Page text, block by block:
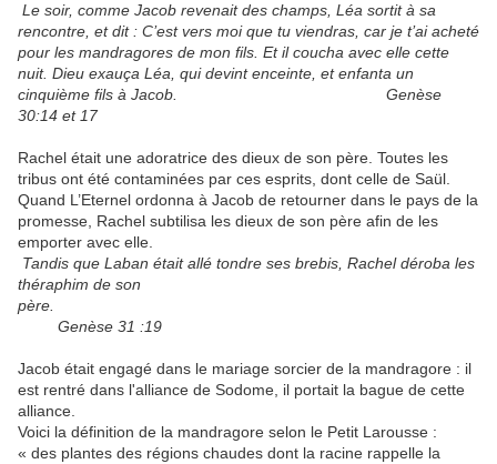
Le soir, comme Jacob revenait des champs, Léa sortit à sa
rencontre, et dit : C’est vers moi que tu viendras, car je t’ai acheté
pour les mandragores de mon fils. Et il coucha avec elle cette
nuit. Dieu exauça Léa, qui devint enceinte, et enfanta un
cinquième fils à Jacob. Genèse
30:14 et 17
Rachel était une adoratrice des dieux de son père. Toutes les
tribus ont été contaminées par ces esprits, dont celle de Saül.
Quand L’Eternel ordonna à Jacob de retourner dans le pays de la
promesse, Rachel subtilisa les dieux de son père afin de les
emporter avec elle.
Tandis que Laban était allé tondre ses brebis, Rachel déroba les
théraphim de son
père.
Genèse 31 :19
Jacob était engagé dans le mariage sorcier de la mandragore : il
est rentré dans l'alliance de Sodome, il portait la bague de cette
alliance.
Voici la définition de la mandragore selon le Petit Larousse :
« des plantes des régions chaudes dont la racine rappelle la